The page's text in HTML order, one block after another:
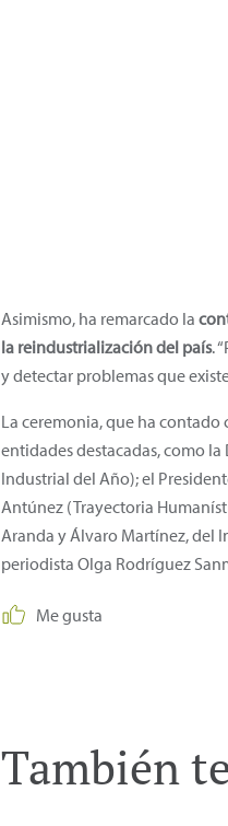
Asimismo, ha remarcado la
la reindustrialización del país.
y detectar problemas que
La ceremonia, que ha contado
entidades destacadas, como
Industrial del Año); el
Antúnez (Trayectoria
Aranda y Álvaro Martínez, del
periodista Olga Rodríguez
Me gusta
También